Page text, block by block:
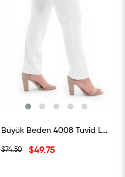
Büyük Beden 4008 Tuvid Lastikli Pantolon Beyaz
$74.50